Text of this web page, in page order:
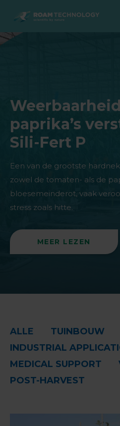
ROAM
Producten
Alle cases
Producten
Alle cases
Producten
Alle cases
Producten Medical
All cases
paprika’s
Sili-Fert P
Een van de grootste
zowel de tomaten- als de
bloesemeinderot, vaak
stress zoals hitte.
MEER LEZEN
ALLE
TUINBOUW
INDUSTRIAL
MEDICAL SUPPORT
POST-HARVEST